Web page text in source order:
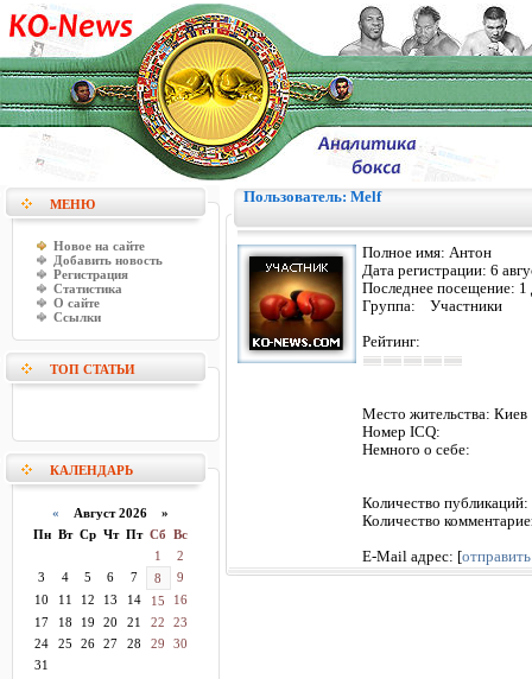
МЕНЮ
Новое на сайте
Добавить новость
Регистрация
Статистика
О сайте
Ссылки
ТОП СТАТЬИ
КАЛЕНДАРЬ
« Август 2026 »
Пн Вт Ср Чт Пт Сб Вс
1
2
3
4 5 6 7 8
9
10
11 12 13 14 15
16
17
18 19 20 21 22
23
24
25 26 27 28 29
30
31
Пользователь: Melf
Полное имя: Антон
Дата регистрации: 6
Последнее посещение: 1
Группа: Участники
Рейтинг:
Место жительства: Киев
Номер ICQ:
Немного о себе:
Количество
Количество
E-Mail адрес: [